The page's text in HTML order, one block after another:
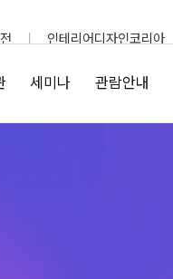
인테리어디자인코리아
세미나 관람안내